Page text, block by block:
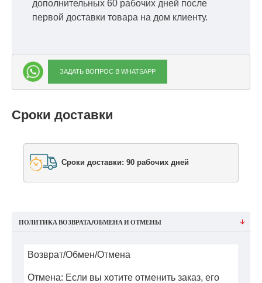
дополнительных 60 рабочих дней после
первой доставки товара на дом клиенту.
ЗАДАТЬ ВОПРОС В WHATSAPP
Сроки доставки
Сроки доставки: 90 рабочих дней
ПОЛИТИКА ВОЗВРАТА/ОБМЕНА И ОТМЕНЫ
Возврат/Обмен/Отмена
Отмена: Если вы хотите отменить заказ, его